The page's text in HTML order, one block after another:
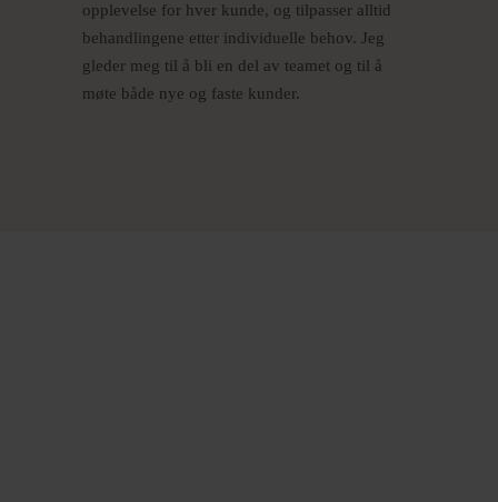
opplevelse for hver kunde, og tilpasser alltid
behandlingene etter individuelle behov. Jeg
gleder meg til å bli en del av teamet og til å
møte både nye og faste kunder.